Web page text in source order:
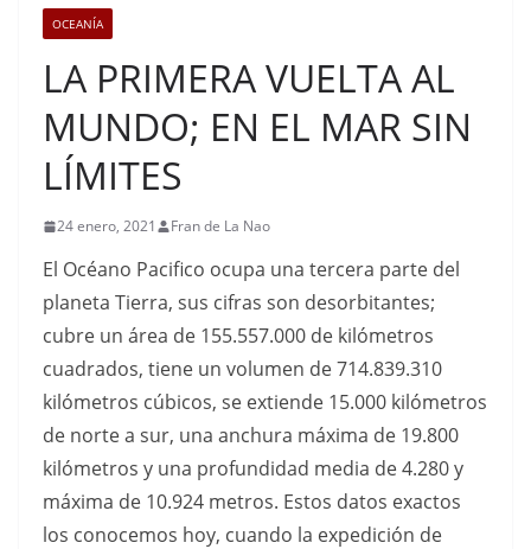
OCEANÍA
LA PRIMERA VUELTA AL
MUNDO; EN EL MAR SIN
LÍMITES
24 enero, 2021 Fran de La Nao
El Océano Pacifico ocupa una tercera parte del
planeta Tierra, sus cifras son desorbitantes;
cubre un área de 155.557.000 de kilómetros
cuadrados, tiene un volumen de 714.839.310
kilómetros cúbicos, se extiende 15.000 kilómetros
de norte a sur, una anchura máxima de 19.800
kilómetros y una profundidad media de 4.280 y
máxima de 10.924 metros. Estos datos exactos
los conocemos hoy, cuando la expedición de